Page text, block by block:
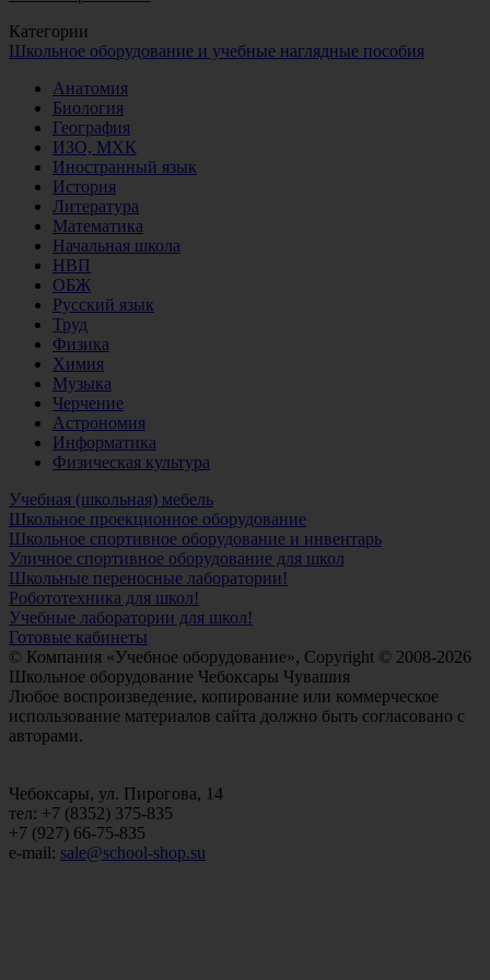
Категории
Школьное оборудование и учебные наглядные пособия
Анатомия
Биология
География
ИЗО, МХК
Иностранный язык
История
Литература
Математика
Начальная школа
НВП
ОБЖ
Русский язык
Труд
Физика
Химия
Музыка
Черчение
Астрономия
Информатика
Физическая культура
Учебная (школьная) мебель
Школьное проекционное оборудование
Школьное спортивное оборудование и инвентарь
Уличное спортивное оборудование для школ
Школьные переносные лаборатории!
Робототехника для школ!
Учебные лаборатории для школ!
Готовые кабинеты
© Компания «Учебное оборудование», Copyright © 2008-2026
Школьное оборудование Чебоксары Чувашия
Любое воспроизведение, копирование или коммерческое
использование материалов сайта должно быть согласовано с
авторами.
Чебоксары, ул. Пирогова, 14
тел: +7 (8352) 375-835
+7 (927) 66-75-835
e-mail: sale@school-shop.su